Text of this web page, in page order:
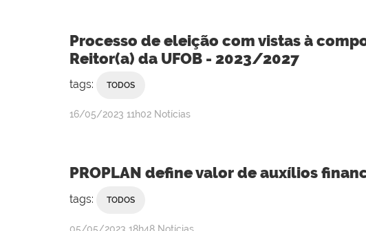
Processo de eleição com vistas à
Reitor(a) da UFOB - 2023/2027
tags: TODOS
publicado
16/05/2023 11h02 Notícias
PROPLAN define valor de auxílios
tags: TODOS
publicado